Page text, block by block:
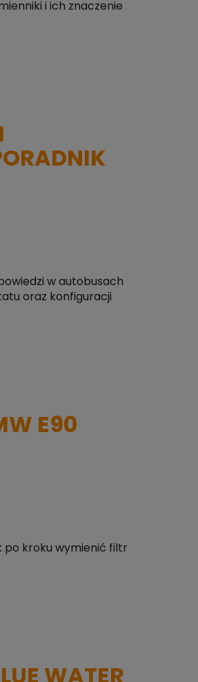
i ich znaczenie
w autobusach
oraz konfiguracji
E90
po kroku wymienić filtr
WATER